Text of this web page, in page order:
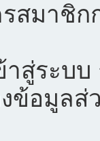
มาชิก
ระบบ
ข้อมูล